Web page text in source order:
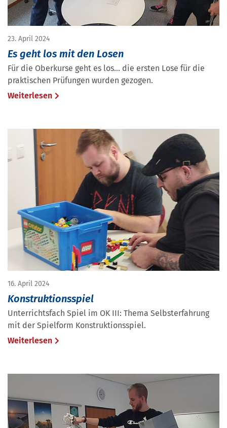
23. April 2024
Es geht los mit den Losen
Für die Oberkurse geht es los... die ersten Lose für die
praktischen Prüfungen wurden gezogen.
Weiterlesen
16. April 2024
Konstruktionsspiel
Unterrichtsfach Spiel im OK III: Thema Selbsterfahrung
mit der Spielform Konstruktionsspiel.
Weiterlesen